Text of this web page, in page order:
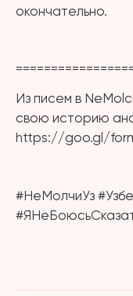
окончательно.
Из писем в
свою историю
https://goo.gl/
#НеМолчиУз